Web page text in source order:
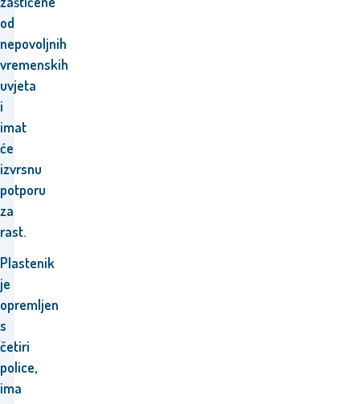
od
nepovoljnih
vremenskih
uvjeta
i
imat
će
izvrsnu
potporu
za
rast.
Plastenik
je
opremljen
s
četiri
police,
ima